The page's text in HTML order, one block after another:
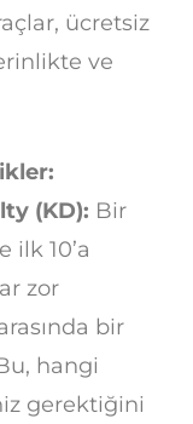
ücretsiz
ve
(KD): Bir
ilk 10’a
zor
bir
hangi
gerektiğini